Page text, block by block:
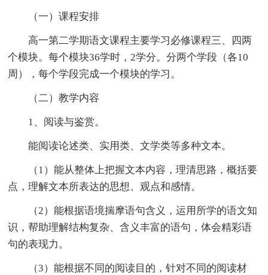
（一）课程安排
高一第二学期语文课程主要学习必修课程三、四两
个模块。每个模块36学时，2学分。分两个学段（各10
周），每个学段完成一个模块的学习。
（二）教学内容
1、阅读与鉴赏。
能阅读论述类、实用类、文学类等多种文本。
（1）能从整体上把握文本内容，理清思路，概括要
点，理解文本所表达的思想、观点和感情。
（2）能根据语境揣摩语句含义，运用所学的语文知
识，帮助理解结构复杂、含义丰富的语句，体会精彩语
句的表现力。
（3）能根据不同的阅读目的，针对不同的阅读材